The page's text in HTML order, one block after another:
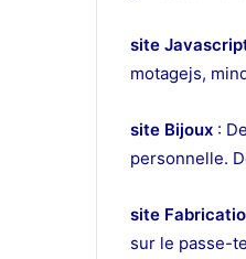
site
motagejs,
site Bijoux :
personnelle.
site
sur le passe-